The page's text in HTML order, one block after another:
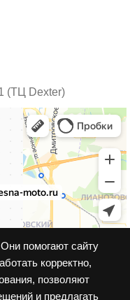
помогают сайту
корректно,
позволяют
и предлагать
(ТЦ Dexter)